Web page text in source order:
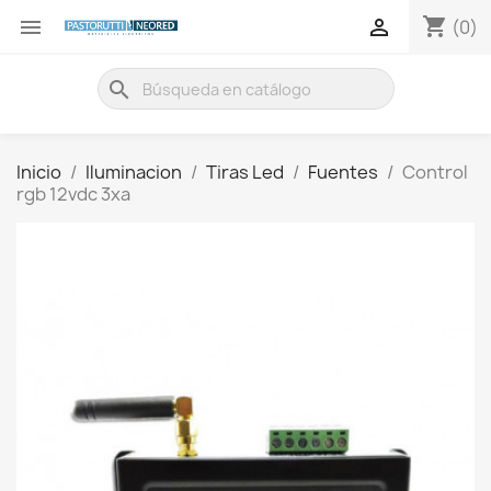
 shopping_cart (0)

search
Inicio Iluminacion Tiras Led Fuentes
Control
rgb 12vdc 3xa